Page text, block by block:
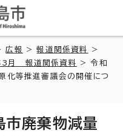
広報 >報道関係資料
>
月 報道関係資料
> 令和
化等推進審議会の開催につ
廃棄物減量